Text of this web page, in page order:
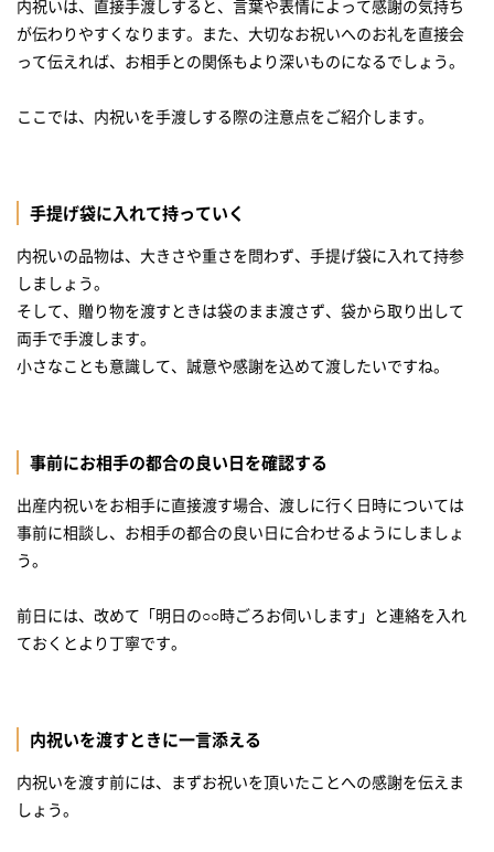
内祝いは、直接手渡しすると、言葉や表情によって感謝の気持ち
が伝わりやすくなります。また、大切なお祝いへのお礼を直接会
って伝えれば、お相手との関係もより深いものになるでしょう。
ここでは、内祝いを手渡しする際の注意点をご紹介します。
手提げ袋に入れて持っていく
内祝いの品物は、大きさや重さを問わず、手提げ袋に入れて持参
しましょう。
そして、贈り物を渡すときは袋のまま渡さず、袋から取り出して
両手で手渡します。
小さなことも意識して、誠意や感謝を込めて渡したいですね。
事前にお相手の都合の良い日を確認する
出産内祝いをお相手に直接渡す場合、渡しに行く日時については
事前に相談し、お相手の都合の良い日に合わせるようにしましょ
う。
前日には、改めて「明日の○○時ごろお伺いします」と連絡を入れ
ておくとより丁寧です。
内祝いを渡すときに一言添える
内祝いを渡す前には、まずお祝いを頂いたことへの感謝を伝えま
しょう。